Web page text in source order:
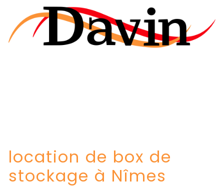
location de box de
stockage à Nîmes